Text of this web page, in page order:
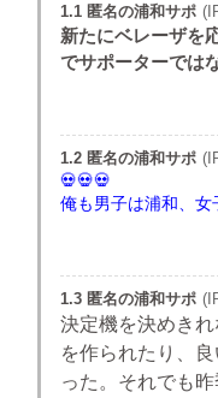
1.1 匿名の浦和サポ
新たにベレーザを
でサポーターでは
1.2 匿名の浦和サポ
俺も男子は浦和、女
1.3 匿名の浦和サポ
決定機を決めき
を作られたり、
った。それでも